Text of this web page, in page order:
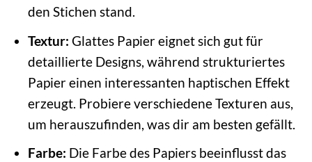
den Stichen stand.
Textur: Glattes Papier eignet sich gut für
detaillierte Designs, während strukturiertes
Papier einen interessanten haptischen Effekt
erzeugt. Probiere verschiedene Texturen aus,
um herauszufinden, was dir am besten gefällt.
Farbe: Die Farbe des Papiers beeinflusst das